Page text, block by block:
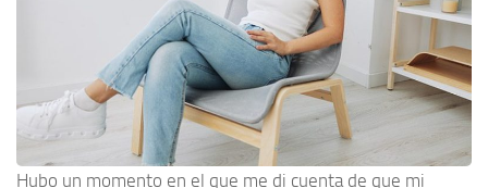
Hubo un momento en el que me di cuenta de que mi